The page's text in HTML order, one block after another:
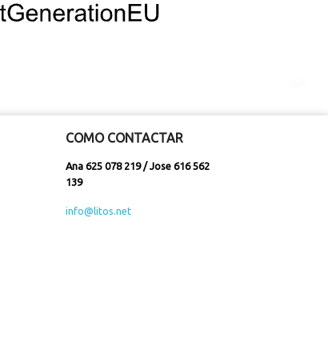
COMO CONTACTAR
Ana 625 078 219 / Jose 616 562
139
info@litos.net